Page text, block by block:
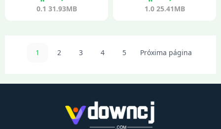
0.1 31.93MB 1.0 25.41MB
1 2 3 4 5 Próxima página